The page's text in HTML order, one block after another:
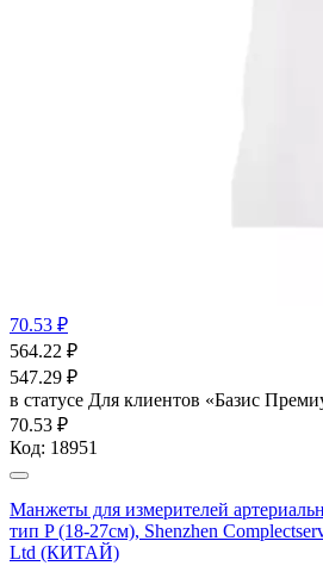
70.53 ₽
564.22 ₽
547.29 ₽
в статусе Для клиентов «Базис
70.53 ₽
Код: 18951
Манжеты для измерителей
тип P (18-27см), Shenzhen
Ltd (КИТАЙ)